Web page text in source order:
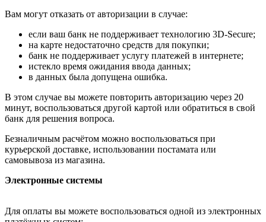
Вам могут отказать от авторизации в случае:
если ваш банк не поддерживает технологию 3D-Secure;
на карте недостаточно средств для покупки;
банк не поддерживает услугу платежей в интернете;
истекло время ожидания ввода данных;
в данных была допущена ошибка.
В этом случае вы можете повторить авторизацию через 20
минут, воспользоваться другой картой или обратиться в свой
банк для решения вопроса.
Безналичным расчётом можно воспользоваться при
курьерской доставке, использовании постамата или
самовывоза из магазина.
Электронные системы
Для оплаты вы можете воспользоваться одной из электронных